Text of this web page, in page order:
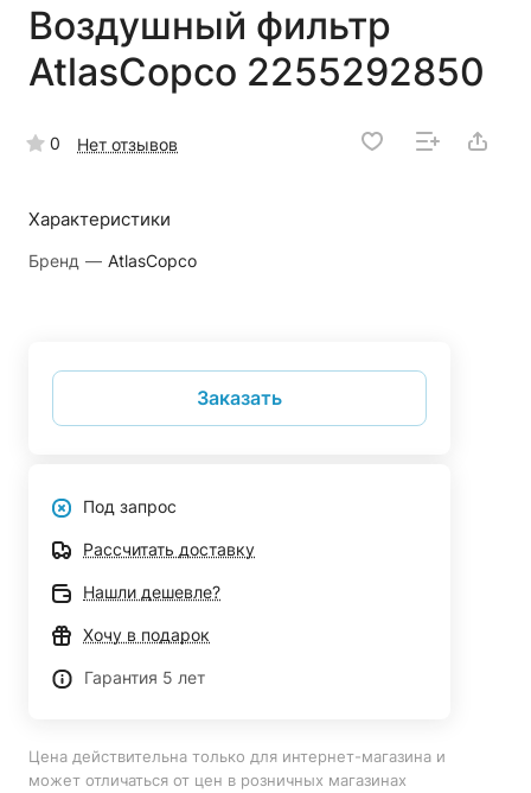
Воздушный фильтр
AtlasCopco 2255292850
0 Нет отзывов
Характеристики
Бренд — AtlasCopco
Заказать
Под запрос
Рассчитать доставку
Нашли дешевле?
Хочу в подарок
Гарантия 5 лет
Цена действительна только для интернет-магазина и
может отличаться от цен в розничных магазинах